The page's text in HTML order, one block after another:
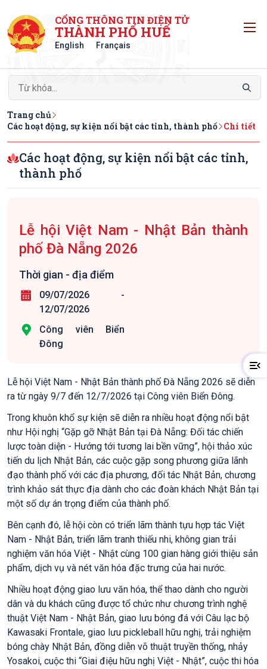
CỔNG THÔNG TIN ĐIỆN TỬ
THÀNH PHỐ HUẾ
English Français
Trang chủ
Các hoạt động, sự kiện nổi bật các tỉnh, thành phố Chi tiết
Các hoạt động, sự kiện nổi bật các tỉnh,
thành phố
Lễ hội Việt Nam - Nhật Bản thành
phố Đà Nẵng 2026
Thời gian - địa điểm
09/07/2026
-
12/07/2026
Công viên Biển
Đông
Lễ hội Việt Nam - Nhật Bản thành phố Đà Nẵng 2026 sẽ diễn
ra từ ngày 9/7 đến 12/7/2026 tại Công viên Biển Đông.
Trong khuôn khổ sự kiện sẽ diễn ra nhiều hoạt động nổi bật
như Hội nghị “Gặp gỡ Nhật Bản tại Đà Nẵng: Đối tác chiến
lược toàn diện - Hướng tới tương lai bền vững”, hội thảo xúc
tiến du lịch Nhật Bản, các cuộc gặp song phương giữa lãnh
đạo thành phố với các địa phương, đối tác Nhật Bản, chương
trình khảo sát thực địa dành cho các đoàn khách Nhật Bản tại
một số dự án trọng điểm của thành phố.
Bên cạnh đó, lễ hội còn có triển lãm thành tựu hợp tác Việt
Nam - Nhật Bản, triển lãm tranh thiếu nhi, không gian trải
nghiệm văn hóa Việt - Nhật cùng 100 gian hàng giới thiệu sản
phẩm, dịch vụ và nét văn hóa đặc trưng của hai nước.
Nhiều hoạt động giao lưu văn hóa, thể thao dành cho người
dân và du khách cũng được tổ chức như chương trình nghệ
thuật Việt Nam - Nhật Bản, giao lưu bóng đá với Câu lạc bộ
Kawasaki Frontale, giao lưu pickleball hữu nghị, trải nghiệm
bóng chày Nhật Bản, đồng diễn võ thuật truyền thống, nhảy
Yosakoi, cuộc thi “Giai điệu hữu nghị Việt - Nhật”, cuộc thi hóa